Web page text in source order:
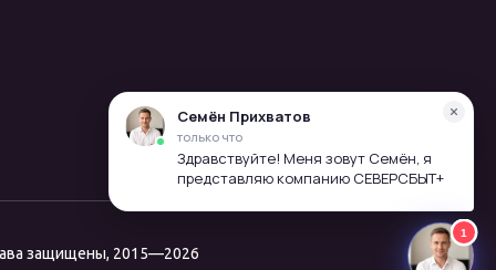
защищены, 2015—2026